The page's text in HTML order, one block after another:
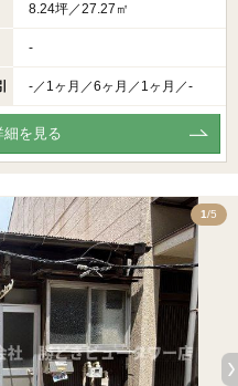
8.24坪／27.27㎡
-
-／1ヶ月／6ヶ月／1ヶ月／-
細を見る
1/5